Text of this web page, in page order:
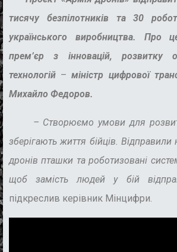
тисячу безпілотників та 30
українського виробництва. Про
прем’єр з інновацій, розвитку
технологій – міністр цифрової
Михайло Федоров.
– Створюємо умови для
зберігають життя бійців. Відправили
дронів пташки та роботизовані
щоб замість людей у бій
підкреслив керівник Мінцифри.